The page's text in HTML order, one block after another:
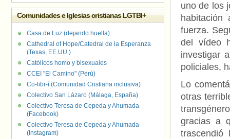
uno de los
fuerza.
del vídeo
investigar
policiales,
Lo
otras
gracias a
trascendió
Comunidades e Iglesias cristianas LGTBI+
Casa de Luz (dejando huella)
Cathedral of Hope/Catedral de la Esperanza
(Texas, EE.UU.)
Católicos homo y bisexuales
CCEI "El Camino" (Perú)
Co-libr-í (Comunidad Cristiana inclusiva)
Colectivo San Lázaro (Málaga, España)
Colectivo Teresa de Cepeda y Ahumada
(Facebook)
Colectivo Teresa de Cepeda y Ahumada
(Instagram)